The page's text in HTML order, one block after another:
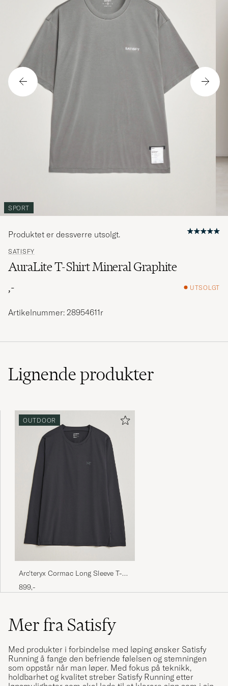
SPORT
SATISFY
AuraLite T-Shirt Mineral Graphite
,-
UTSOLGT
Produktet er dessverre utsolgt.
Artikelnummer: 28954611r
Lignendeprodukter
OUTDOOR
Arc'teryx Cormac Long Sleeve T-
Shirt Black
899,-
Mer fra Satisfy
Med produkter i forbindelse med løping ønsker Satisfy
Running å fange den befriende følelsen og stemningen
som oppstår når man løper. Med fokus på teknikk,
holdbarhet og kvalitet streber Satisfy Running etter